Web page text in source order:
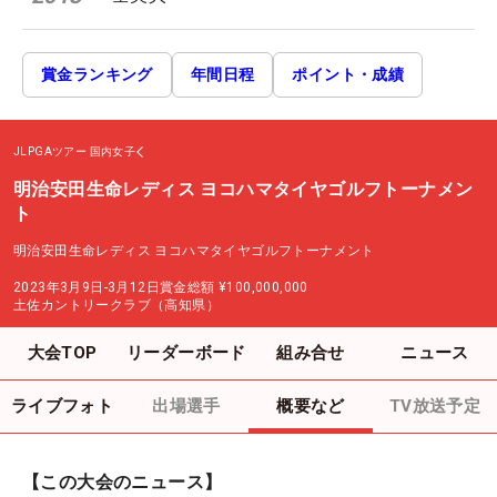
賞金ランキング 年間日程 ポイント・成績
JLPGAツアー 国内女子
明治安田生命レディス ヨコハマタイヤゴルフトーナメン
ト
明治安田生命レディス ヨコハマタイヤゴルフトーナメント
2023年3月9日-3月12日賞金総額 ¥100,000,000
土佐カントリークラブ（高知県）
大会TOP リーダーボード 組み合せ ニュース
ライブフォト 出場選手 概要など TV放送予定
【この大会のニュース】